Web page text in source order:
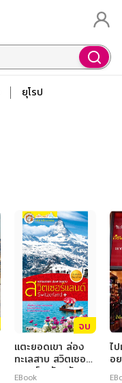
ยุโรป
จบ
แตะยอดเขา ล่อง
ทะเลสาบ สวิตเซอร์
แลนด์ ฉบับปรับปรุง
EBook
ไ
อ